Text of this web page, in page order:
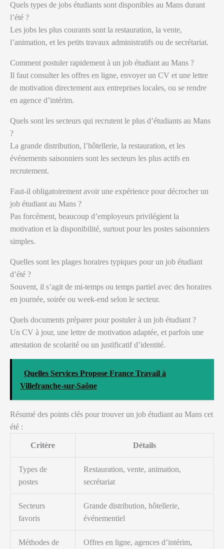
Quels types de jobs étudiants sont disponibles au Mans durant
l’été ?
Les jobs les plus courants sont la restauration, la vente,
l’animation, et les petits travaux administratifs ou de secrétariat.
Comment postuler rapidement à un job étudiant au Mans ?
Il faut consulter les offres en ligne, envoyer un CV et une lettre
de motivation directement aux entreprises locales, ou se rendre
en agence d’intérim.
Quels sont les secteurs qui recrutent le plus d’étudiants au Mans
?
La grande distribution, l’hôtellerie, la restauration, et les
événements saisonniers sont les secteurs les plus actifs en
recrutement.
Faut-il obligatoirement avoir une expérience pour décrocher un
job étudiant au Mans ?
Pas forcément, beaucoup d’employeurs privilégient la
motivation et la disponibilité, surtout pour les postes saisonniers
simples.
Quelles sont les plages horaires typiques pour un job étudiant
d’été ?
Souvent, il s’agit de mi-temps ou temps partiel avec des horaires
en journée, soirée ou week-end selon le secteur.
Quels documents préparer pour postuler à un job étudiant ?
Un CV à jour, une lettre de motivation adaptée, et parfois une
attestation de scolarité ou un justificatif d’identité.
Quelles Services Propose France Travail à
Villefranche-sur-Saône
Résumé des points clés pour trouver un job étudiant au Mans cet
été :
Critère Détails
Types de
postes
Restauration, vente, animation,
secrétariat
Secteurs
favoris
Grande distribution, hôtellerie,
événementiel
Méthodes de
Offres en ligne, agences d’intérim,